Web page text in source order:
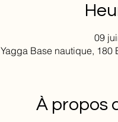
09
Yagga Base nautique, 180
À propos